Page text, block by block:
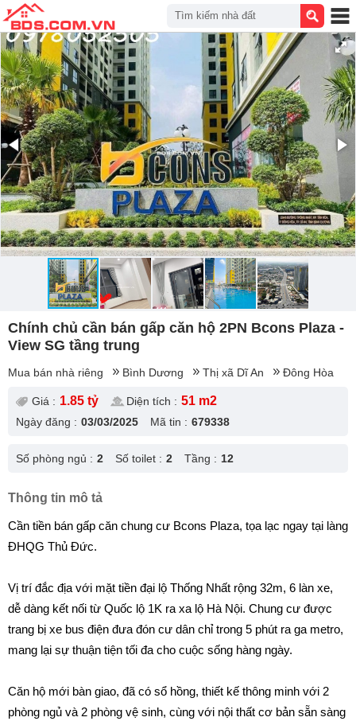
Chính chủ cần bán gấp căn hộ 2PN Bcons Plaza -
View SG tầng trung
Mua bán nhà riêng Bình Dương Thị xã Dĩ An Đông Hòa
Giá : 1.85 tỷ Diện tích : 51 m2
Ngày đăng : 03/03/2025 Mã tin : 679338
Số phòng ngủ : 2 Số toilet : 2 Tầng : 12
Thông tin mô tả
Cần tiền bán gấp căn chung cư Bcons Plaza, tọa lạc ngay tại làng
ĐHQG Thủ Đức.
Vị trí đắc địa với mặt tiền đại lộ Thống Nhất rộng 32m, 6 làn xe,
dễ dàng kết nối từ Quốc lộ 1K ra xa lộ Hà Nội. Chung cư được
trang bị xe bus điện đưa đón cư dân chỉ trong 5 phút ra ga metro,
mang lại sự thuận tiện tối đa cho cuộc sống hàng ngày.
Căn hộ mới bàn giao, đã có sổ hồng, thiết kế thông minh với 2
phòng ngủ và 2 phòng vệ sinh, cùng với nội thất cơ bản sẵn sàng
Tìm kiếm nhà đất